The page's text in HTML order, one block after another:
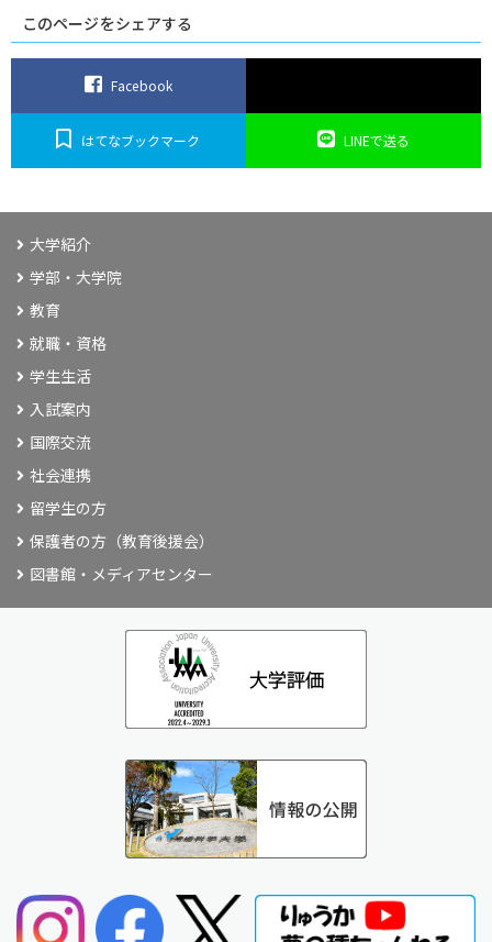
び・
特
このページをシェアする
Facebook
はてなブックマーク LINEで送る
大学紹介
学部・大学院
教育
就職・資格
学生生活
入試案内
国際交流
社会連携
留学生の方
保護者の方（教育後援会）
図書館・メディアセンター